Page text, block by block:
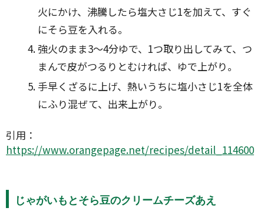
火にかけ、沸騰したら塩大さじ1を加えて、すぐ
にそら豆を入れる。
強火のまま3〜4分ゆで、1つ取り出してみて、つ
まんで皮がつるりとむければ、ゆで上がり。
手早くざるに上げ、熱いうちに塩小さじ1を全体
にふり混ぜて、出来上がり。
引用：
https://www.orangepage.net/recipes/detail_114600
じゃがいもとそら豆のクリームチーズあえ